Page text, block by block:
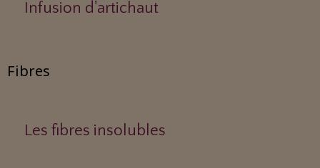
Infusion d'artichaut
Fibres
Les fibres insolubles